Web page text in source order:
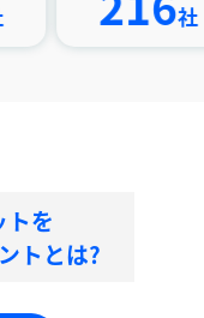
社
トを
トとは?